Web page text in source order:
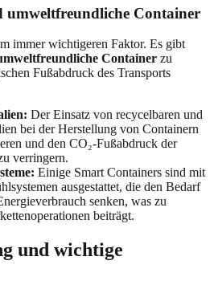
umweltfreundliche Container
immer wichtigeren Faktor. Es gibt
Container zu
Fußabdruck des Transports
Der Einsatz von recycelbaren und
bei der Herstellung von Containern
und den CO₂-Fußabdruck der
verringern.
Einige Smart Containers sind mit
ausgestattet, die den Bedarf
senken, was zu
beiträgt.
und wichtige